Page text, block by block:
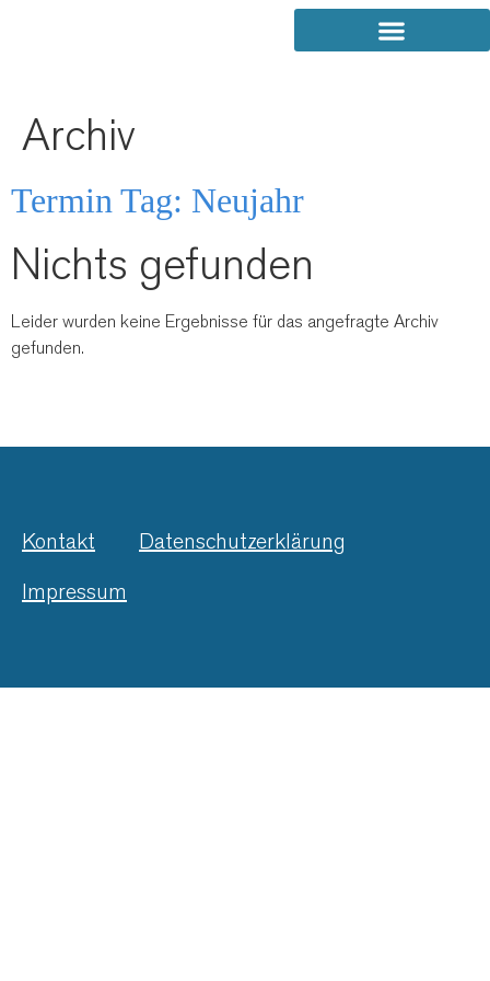
Archiv
Termin Tag: Neujahr
Nichts gefunden
Leider wurden keine Ergebnisse für das angefragte Archiv
gefunden.
Kontakt
Datenschutzerklärung
Impressum